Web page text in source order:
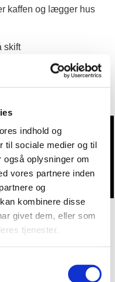
indhold og
til sociale medier og til
oplysninger om
vores partnere inden
og
kombinere disse
givet dem, eller som
tjenester.
kaffen og lægger hus
skift
lide...